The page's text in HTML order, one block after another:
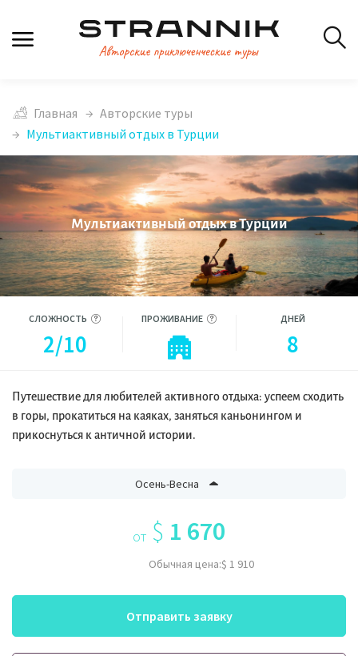
Главная
Авторские туры
Мультиактивный отдых в Турции
Мультиактивный отдых в Турции
СЛОЖНОСТЬ
2/10
ПРОЖИВАНИЕ ДНЕЙ
8
Путешествие для любителей активного отдыха: успеем сходить
в горы, прокатиться на каяках, заняться каньонингом и
прикоснуться к античной истории.
Осень-Весна
от $ 1 670
Обычная цена:$ 1 910
Отправить заявку